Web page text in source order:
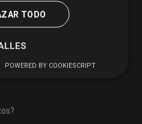
datos abiertos
TODO
POWERED BY COOKIESCRIPT